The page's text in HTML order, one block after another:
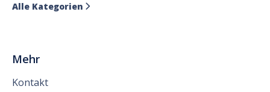
Alle Kategorien 
Mehr
Kontakt